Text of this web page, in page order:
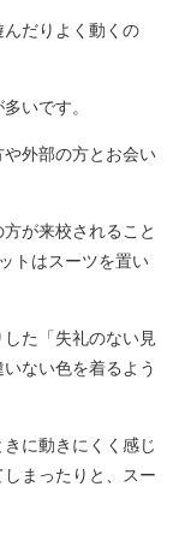
だりよく動くの
いです。
外部の方とお会い
が来校されること
トはスーツを置い
た「失礼のない見
ない色を着るよう
に動きにくく感じ
まったりと、スー